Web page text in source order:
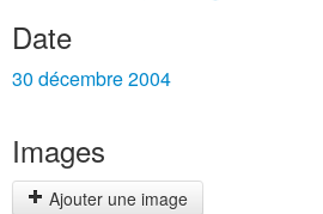
Date
30 décembre 2004
Images
Ajouter une image